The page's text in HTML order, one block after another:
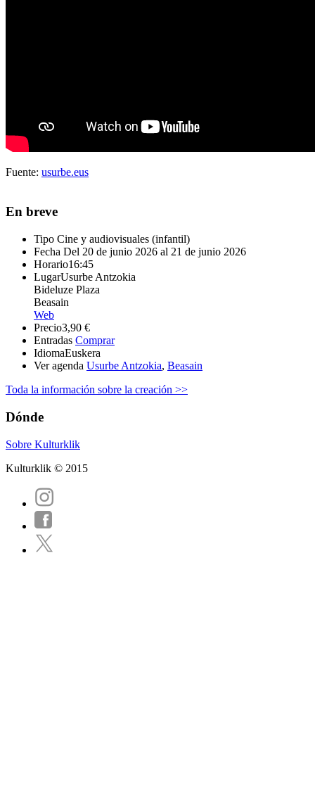
Fuente: usurbe.eus
En breve
Tipo Cine y audiovisuales (infantil)
Fecha Del 20 de junio 2026 al 21 de junio 2026
Horario16:45
LugarUsurbe Antzokia
Bideluze Plaza
Beasain
Web
Precio3,90 €
Entradas Comprar
IdiomaEuskera
Ver agenda Usurbe Antzokia, Beasain
Toda la información sobre la creación >>
Dónde
Sobre Kulturklik
Kulturklik © 2015